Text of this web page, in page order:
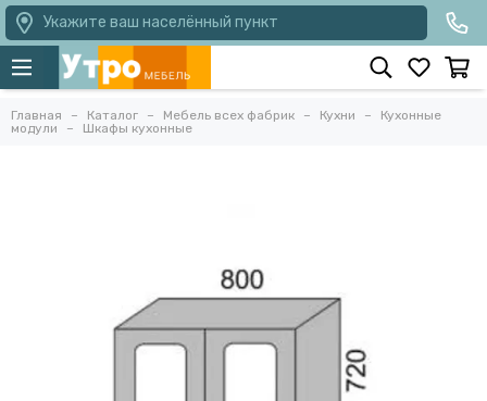
Укажите ваш населённый пункт
Главная Каталог Мебель всех фабрик Кухни
Кухонные
модули
Шкафы кухонные